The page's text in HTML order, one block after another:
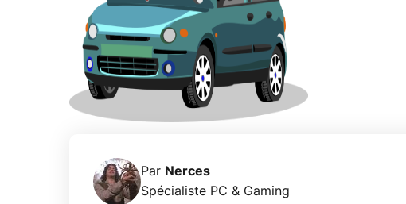
Par Nerces
Spécialiste PC & Gaming